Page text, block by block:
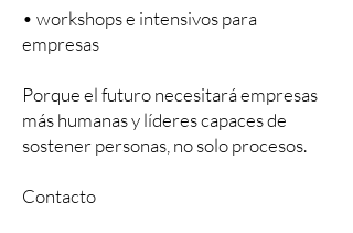
• workshops e intensivos para
empresas
Porque el futuro necesitará empresas
más humanas y líderes capaces de
sostener personas, no solo procesos.
Contacto